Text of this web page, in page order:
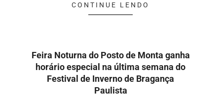
CONTINUE LENDO
Feira Noturna do Posto de Monta ganha
horário especial na última semana do
Festival de Inverno de Bragança
Paulista